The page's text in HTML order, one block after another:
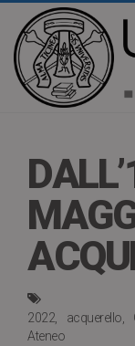
2022 acquerello
Ateneo